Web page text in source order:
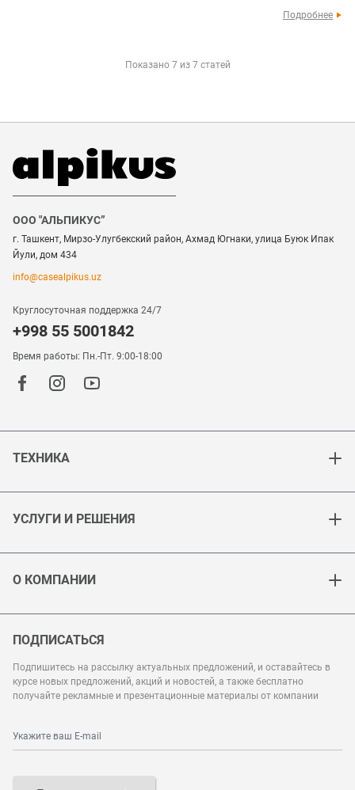
Подробнее
Показано 7 из 7 статей
ООО "АЛЬПИКУС”
г. Ташкент, Мирзо-Улугбекский район, Ахмад Югнаки, улица Буюк Ипак
Йули, дом 434
info@casealpikus.uz
Круглосуточная поддержка 24/7
+998 55 5001842
Время работы: Пн.-Пт. 9:00-18:00
ТЕХНИКА
УСЛУГИ И РЕШЕНИЯ
О КОМПАНИИ
ПОДПИСАТЬСЯ
Подпишитесь на рассылку актуальных предложений, и оставайтесь в
курсе новых предложений, акций и новостей, а также бесплатно
получайте рекламные и презентационные материалы от компании